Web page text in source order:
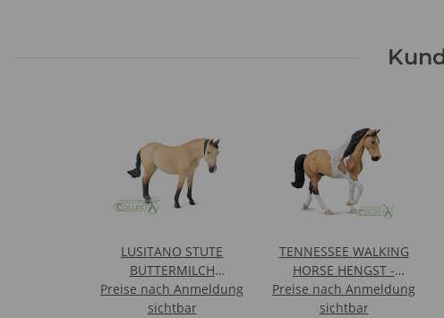
LUSITANO STUTE
BUTTERMILCH
WILDLEDER - 1:12
(DELUXE)
Preise nach Anmeldung
sichtbar
TENNESSEE WALKING
HORSE HENGST -
BUCKSKIN TOBIANO
(XL)
Preise nach Anmeldung
sichtbar